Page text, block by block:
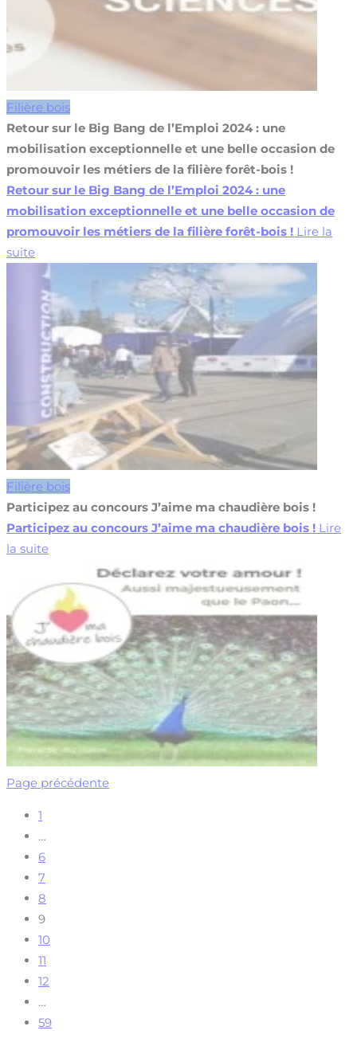
Filière bois
Retour sur le Big Bang de l’Emploi 2024 : une
mobilisation exceptionnelle et une belle occasion de
promouvoir les métiers de la filière forêt-bois !
Retour sur le Big Bang de l’Emploi 2024 : une
mobilisation exceptionnelle et une belle occasion de
promouvoir les métiers de la filière forêt-bois ! Lire la
suite
Filière bois
Participez au concours J’aime ma chaudière bois !
Participez au concours J’aime ma chaudière bois ! Lire
la suite
Page précédente
1
…
6
7
8
9
10
11
12
…
59